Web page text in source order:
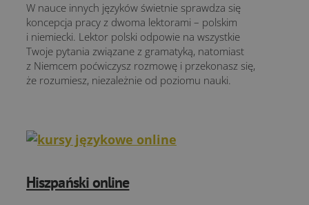
W nauce innych języków świetnie sprawdza się
koncepcja pracy z dwoma lektorami – polskim
i niemiecki. Lektor polski odpowie na wszystkie
Twoje pytania związane z gramatyką, natomiast
z Niemcem poćwiczysz rozmowę i przekonasz się,
że rozumiesz, niezależnie od poziomu nauki.
Hiszpański online